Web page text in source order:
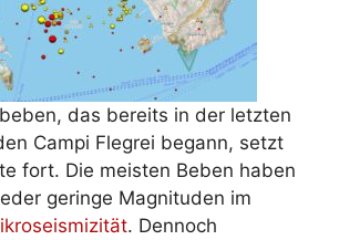
das bereits in der letzten
Campi Flegrei begann, setzt
fort. Die meisten Beben haben
geringe Magnituden im
. Dennoch